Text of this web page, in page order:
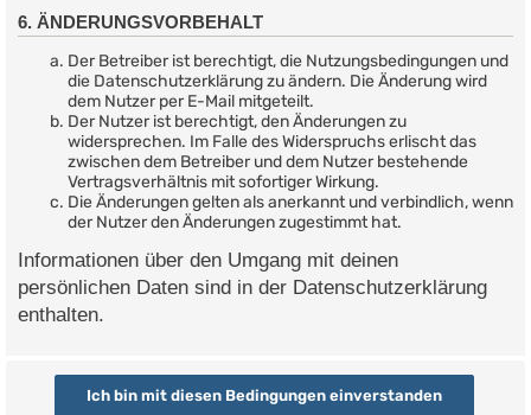
6. ÄNDERUNGSVORBEHALT
Der Betreiber ist berechtigt, die Nutzungsbedingungen und
die Datenschutzerklärung zu ändern. Die Änderung wird
dem Nutzer per E-Mail mitgeteilt.
Der Nutzer ist berechtigt, den Änderungen zu
widersprechen. Im Falle des Widerspruchs erlischt das
zwischen dem Betreiber und dem Nutzer bestehende
Vertragsverhältnis mit sofortiger Wirkung.
Die Änderungen gelten als anerkannt und verbindlich, wenn
der Nutzer den Änderungen zugestimmt hat.
Informationen über den Umgang mit deinen
persönlichen Daten sind in der Datenschutzerklärung
enthalten.